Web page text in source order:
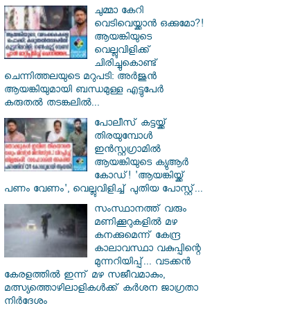
ചുമ്മാ കേറി
വെടിവെയ്ക്കാൻ ഒക്കുമോ?!
ആയങ്കിയുടെ
വെല്ലുവിളിക്ക്
ചിരിച്ചുകൊണ്ട്
ചെന്നിത്തലയുടെ മറുപടി: അർജുൻ
ആയങ്കിയുമായി ബന്ധമുള്ള എട്ടുപേർ
കരുതൽ തടങ്കലിൽ...
പോലീസ് കട്ടയ്ക്ക്
തിരയുമ്പോൾ
ഇൻസ്റ്റഗ്രാമിൽ
ആയങ്കിയുടെ ക്യുആർ
കോഡ്! 'ആയങ്കിയ്ക്ക്
പണം വേണം', വെല്ലുവിളിച്ച് പുതിയ പോസ്റ്റ്...
സംസ്ഥാനത്ത് വരും
മണിക്കൂറുകളിൽ മഴ
കനക്കുമെന്ന് കേന്ദ്ര
കാലാവസ്ഥാ വകുപ്പിന്റെ
മുന്നറിയിപ്പ്... വടക്കൻ
കേരളത്തിൽ ഇന്ന് മഴ സജീവമാകും,
മത്സ്യത്തൊഴിലാളികൾക്ക് കർശന ജാഗ്രതാ
നിർദേശം